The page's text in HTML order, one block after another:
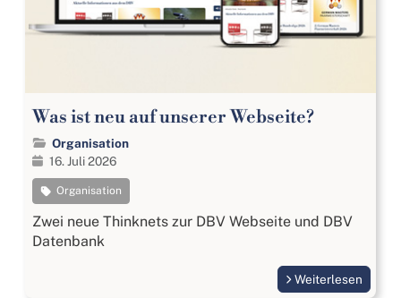
Was ist neu auf unserer Webseite?
Organisation
16. Juli 2026
Organisation
Zwei neue Thinknets zur DBV Webseite und DBV
Datenbank
Weiterlesen